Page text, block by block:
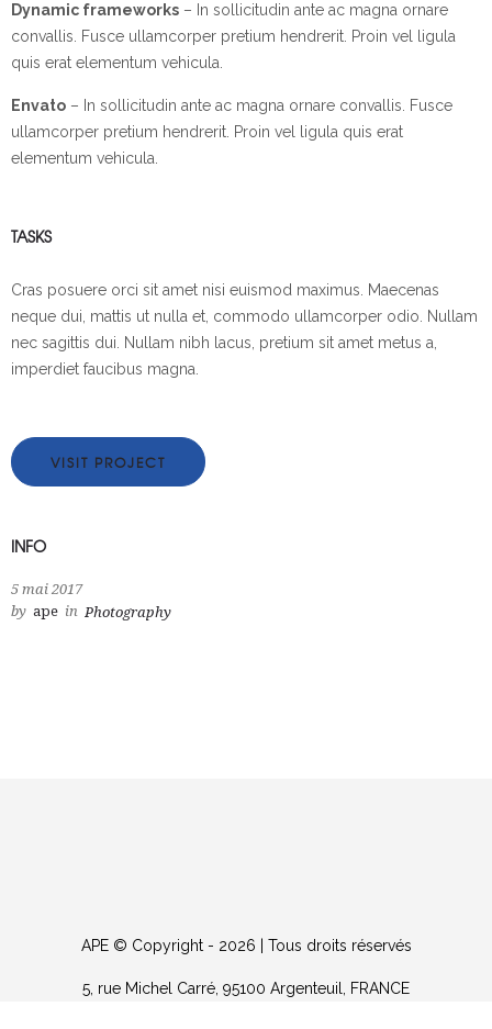
Dynamic frameworks – In sollicitudin ante ac magna ornare
convallis. Fusce ullamcorper pretium hendrerit. Proin vel ligula
quis erat elementum vehicula.
Envato – In sollicitudin ante ac magna ornare convallis. Fusce
ullamcorper pretium hendrerit. Proin vel ligula quis erat
elementum vehicula.
TASKS
Cras posuere orci sit amet nisi euismod maximus. Maecenas
neque dui, mattis ut nulla et, commodo ullamcorper odio. Nullam
nec sagittis dui. Nullam nibh lacus, pretium sit amet metus a,
imperdiet faucibus magna.
VISIT PROJECT
INFO
5 mai 2017
by ape in Photography
APE © Copyright - 2026 | Tous droits réservés
5, rue Michel Carré, 95100 Argenteuil, FRANCE